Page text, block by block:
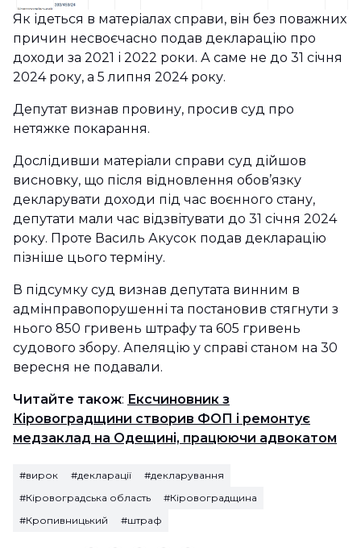
Як ідеться в матеріалах справи, він без поважних
причин несвоєчасно подав декларацію про
доходи за 2021 і 2022 роки. А саме не до 31 січня
2024 року, а 5 липня 2024 року.
Депутат визнав провину, просив суд про
нетяжке покарання.
Дослідивши матеріали справи суд дійшов
висновку, що після відновлення обов’язку
декларувати доходи під час воєнного стану,
депутати мали час відзвітувати до 31 січня 2024
року. Проте Василь Акусок подав декларацію
пізніше цього терміну.
В підсумку суд визнав депутата винним в
адмінправопорушенні та постановив стягнути з
нього 850 гривень штрафу та 605 гривень
судового збору. Апеляцію у справі станом на 30
вересня не подавали.
Читайте також: Ексчиновник з
Кіровоградщини створив ФОП і ремонтує
медзаклад на Одещині, працюючи адвокатом
#вирок #декларації
#декларування
#Кіровоградська область
#Кіровоградщина
#Кропивницький
#штраф